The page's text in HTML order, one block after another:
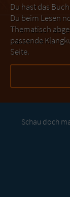
Du hast das
Du beim Lesen
Thematisch
passende
Seite.
Schau doch